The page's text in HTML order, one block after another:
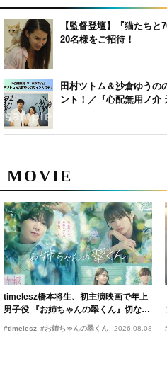
MOVIE
timelesz橋本将生、初主演映画で年上
男子役 『お姉ちゃんの翠くん』切ない
恋の幕開けを予感
#timelesz #お姉ちゃんの翠くん 2026.08.08
【監督登壇】『猫たち
20名様をご招待！
田村ツトム＆沙倉ゆうの
ント！／『心配無用ノ介